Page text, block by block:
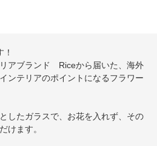
アブランド Riceから届いた、海外
ンテリアのポイントになるフラワー
したガラスで、お花を入れず、その
けます。